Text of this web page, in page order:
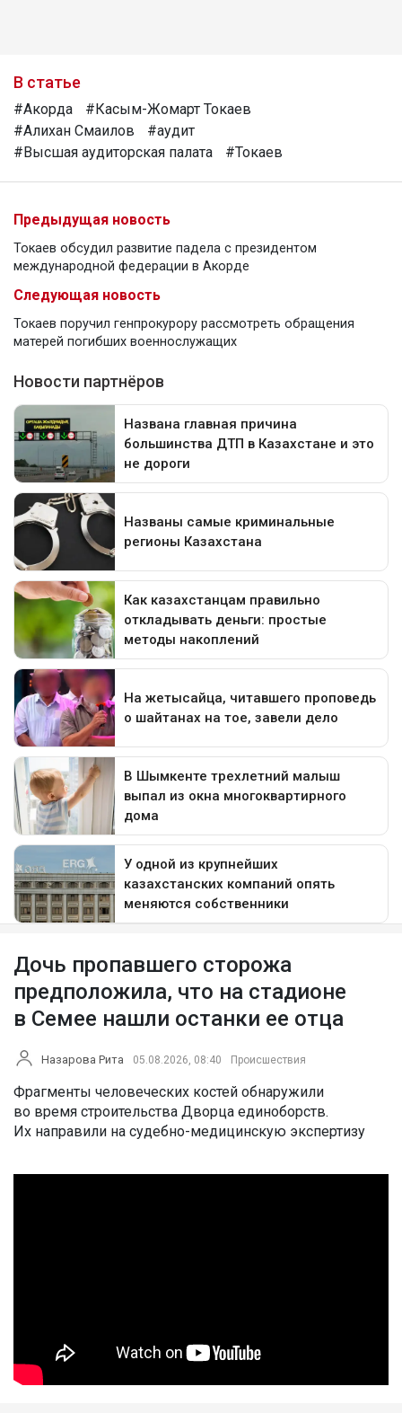
В статье
#Акорда
#Касым-Жомарт Токаев
#Алихан Смаилов
#аудит
#Высшая аудиторская палата
#Токаев
Предыдущая новость
Токаев обсудил развитие падела с президентом
международной федерации в Акорде
Следующая новость
Токаев поручил генпрокурору рассмотреть обращения
матерей погибших военнослужащих
Дочь пропавшего сторожа
предположила, что на стадионе
в Семее нашли останки ее отца
Назарова Рита 05.08.2026, 08:40 Происшествия
Фрагменты человеческих костей обнаружили
во время строительства Дворца единоборств.
Их направили на судебно-медицинскую экспертизу